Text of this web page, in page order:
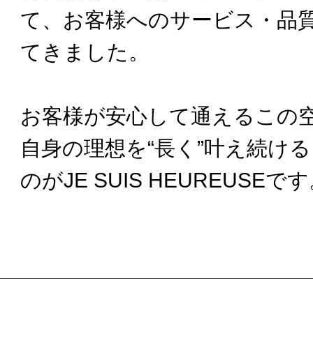
て、お客様へのサービス・品
てきました。
お客様が安心して通えるこの
自身の理想を“長く”叶え続け
のがJE SUIS HEUREUSE​で